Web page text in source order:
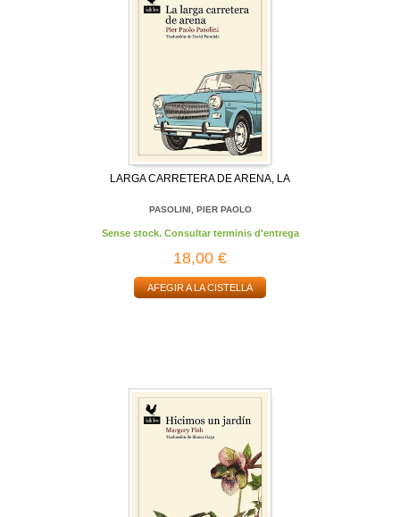
LARGA CARRETERA DE ARENA, LA
PASOLINI, PIER PAOLO
Sense stock. Consultar terminis d'entrega
18,00 €
AFEGIR A LA CISTELLA